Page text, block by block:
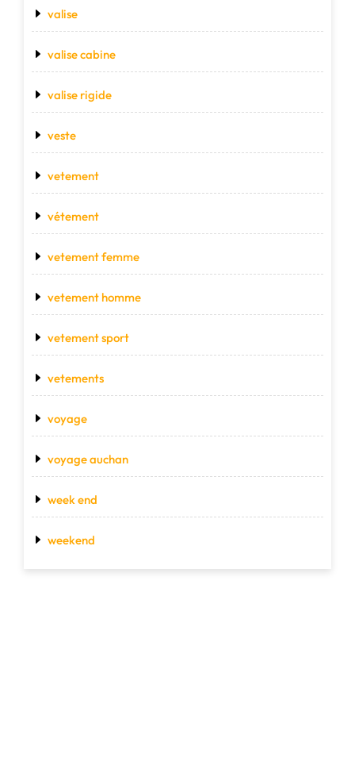
valise
valise cabine
valise rigide
veste
vetement
vétement
vetement femme
vetement homme
vetement sport
vetements
voyage
voyage auchan
week end
weekend